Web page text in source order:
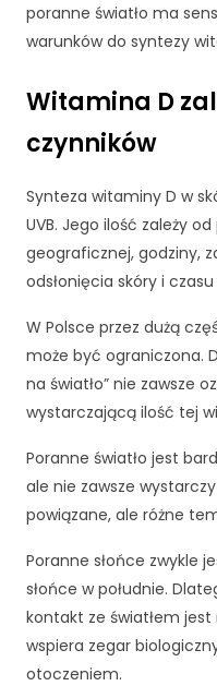
poranne światło ma
warunków do syntezy
Witamina D
czynników
Synteza witaminy D w
UVB. Jego ilość zależy
geograficznej, godziny,
odsłonięcia skóry i
W Polsce przez dużą
może być ograniczona.
na światło” nie zawsze
wystarczającą ilość tej
Poranne światło jest
ale nie zawsze
powiązane, ale różne
Poranne słońce zwykle
słońce w południe.
kontakt ze światłem
wspiera zegar
otoczeniem.
j
o
c
s
t
w
o
e
p
rz
jś
ci
a
a
ą
.
J
e